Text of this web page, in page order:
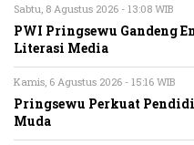
Sabtu, 8 Agustus 2026 - 13:08 WIB
PWI Pringsewu Gandeng
Literasi Media
Kamis, 6 Agustus 2026 - 15:16 WIB
Pringsewu Perkuat
Muda